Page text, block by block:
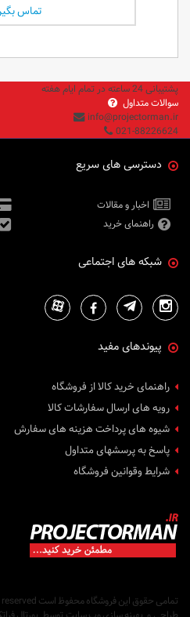
تماس
پشتیبانی 24 ساعته در تمام ایام هفته
سوالات متداول
info@projectorman.ir
021-88226624
دسترسی های سریع
اخبار و مقالات
راهنمای خرید
شبکه های اجتماعی
پیوندهای مفید
راهنمای خرید کالا از فروشگاه
رویه های ارسال سفارشات کالا
شیوه های پرداخت هزینه های سفارش
پاسخ به پرسشهای متداول
شرایط وقوانین فروشگاه
تمامی حقوق این فروشگاه محفوظ است